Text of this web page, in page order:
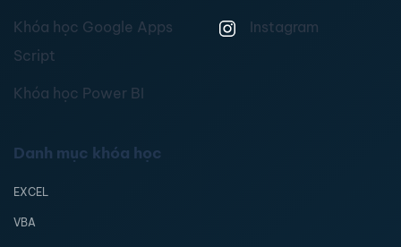
Khóa học Google Apps
Script
Khóa học Power BI
Instagram
Danh mục khóa học
EXCEL
VBA